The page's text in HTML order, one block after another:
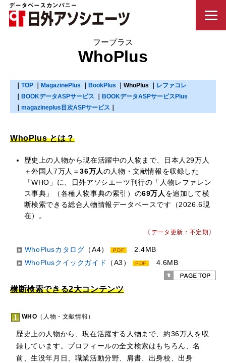
WhoPlus
TOP MagazinePlus BookPlus WhoPlus
レファコレ
BOOKデータASPサービス
BOOKデータASPサービスPlus
magazineplus目次ASPサービス
WhoPlus とは？
歴史上の人物から現在活躍中の人物まで、日本人29万人
＋外国人7万人＝36万人の人物・文献情報を収録した
「WHO」に、日外アソシエーツ刊行の「人物レファレン
ス事典」（各種人物事典の索引）の69万人を追加して横
断検索できる総合人物情報データベースです（2026.6現
在）。
〔データ更新：不定期〕
WhoPlusカタログ （A4） PDF
2.4MB
WhoPlusクイックガイド
（A3） PDF 4.6MB
横断検索できる2大コンテンツ
WHO （人物・文献情報）
歴史上の人物から、現在活躍する人物まで、約36万人を収
録しています。プロフィールの全文検索はもちろん、名
前、生没年月日、職業活動分野、肩書、出身校、出身